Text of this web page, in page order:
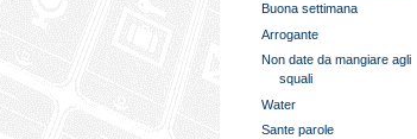
Buona settimana
Arrogante
Non date da mangiare agli
squali
Water
Sante parole